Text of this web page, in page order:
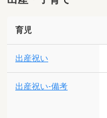
育児
出産祝い
出産祝い-備考